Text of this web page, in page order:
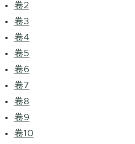
卷2
卷3
卷4
卷5
卷6
卷7
卷8
卷9
卷10